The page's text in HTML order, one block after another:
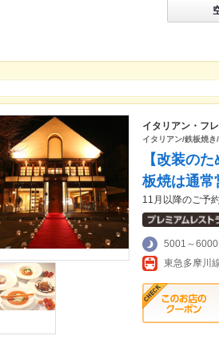
イタリアン・フ
イタリアン/鉄板焼
【改装の
板焼は通常
11月以降のご予
5001～6000
東急多摩川